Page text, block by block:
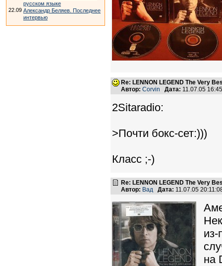
русском языке
22.09 Александр Беляев. Последнее
интервью
Re: LENNON LEGEND The Very
Автор: Corvin Дата: 11.07.05
2Sitaradio:
>Почти бокс-сет:)))
Класс ;-)
Re: LENNON LEGEND The Very
Автор: Вад Дата: 11.07.05
из-
на